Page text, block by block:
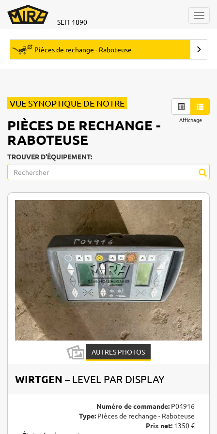
SEIT 1890
Pièces de rechange - Raboteuse
Affichage
VUE SYNOPTIQUE DE NOTRE
PIÈCES DE RECHANGE -
RABOTEUSE
TROUVER D'ÉQUIPEMENT:
AUTRES PHOTOS
WIRTGEN – LEVEL PAR DISPLAY
Numéro de commande: P04916
Type: Pièces de rechange - Raboteuse
Prix net: 1350 €